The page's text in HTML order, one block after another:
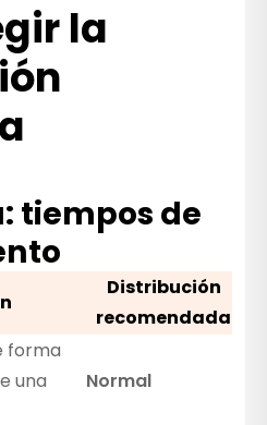
la
tiempos de
Distribución
recomendada
forma
una
Normal